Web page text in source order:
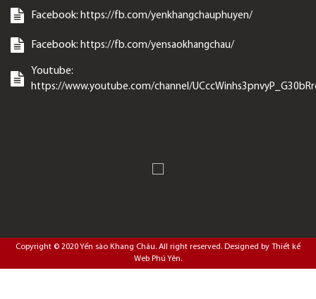
Facebook: https://fb.com/yenkhangchauphuyen/
Facebook: https://fb.com/yensaokhangchau/
Youtube:
https://www.youtube.com/channel/
Copyright © 2020Yến sào Khang Châu. All right reserved. Designed by Thiết kế
Web Phú Yên.